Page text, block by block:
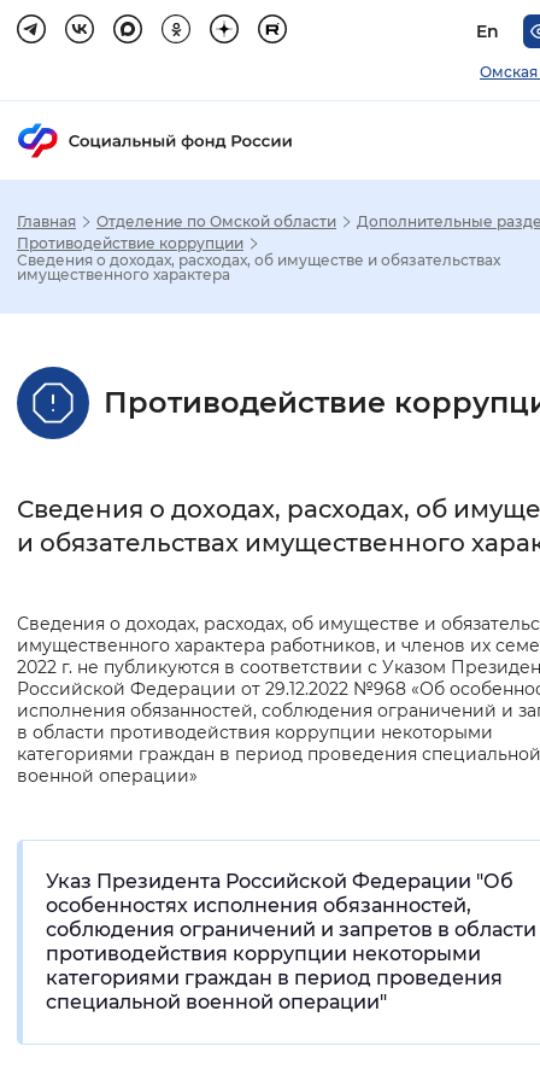
En
Омская
Стандартный Увеличенный
Без засечек С засечками
Нормальный Увеличенный
Цвет сайта
Монохромный Инверсивный
Включены Выключены
Звуковой ассистент
Воспроизвести Остановить
Главная Отделение по Омской области
Дополнительные
Противодействие коррупции
Сведения о доходах, расходах, об имуществе и обязательствах
имущественного характера
Противодействие
Сведения о доходах, расходах, об
и обязательствах имущественного
Сведения о доходах, расходах, об имуществе и
имущественного характера работников, и членов их
2022 г. не публикуются в соответствии с Указом
Российской Федерации от 29.12.2022 №968 «Об
исполнения обязанностей, соблюдения ограничений и
в области противодействия коррупции некоторыми
категориями граждан в период проведения специальной
военной операции»
Указ Президента Российской Федерации "Об
особенностях исполнения обязанностей,
соблюдения ограничений и запретов в области
противодействия коррупции некоторыми
категориями граждан в период проведения
специальной военной операции"